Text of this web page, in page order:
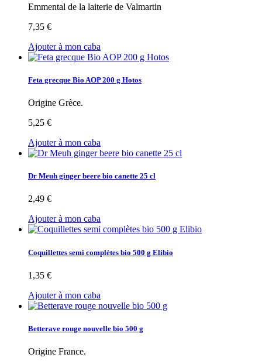
Emmental de la laiterie de Valmartin
7,35 €
Ajouter à mon caba
Feta grecque Bio AOP 200 g Hotos
Origine Grèce.
5,25 €
Ajouter à mon caba
Dr Meuh ginger beere bio canette 25 cl
2,49 €
Ajouter à mon caba
Coquillettes semi complètes bio 500 g Elibio
1,35 €
Ajouter à mon caba
Betterave rouge nouvelle bio 500 g
Origine France.